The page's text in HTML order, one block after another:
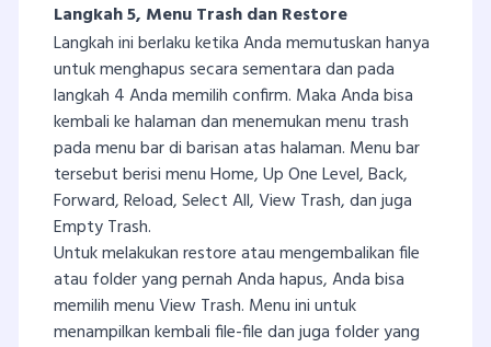
Langkah 5, Menu Trash dan Restore
Langkah ini berlaku ketika Anda memutuskan hanya
untuk menghapus secara sementara dan pada
langkah 4 Anda memilih confirm. Maka Anda bisa
kembali ke halaman dan menemukan menu trash
pada menu bar di barisan atas halaman. Menu bar
tersebut berisi menu Home, Up One Level, Back,
Forward, Reload, Select All, View Trash, dan juga
Empty Trash.
Untuk melakukan restore atau mengembalikan file
atau folder yang pernah Anda hapus, Anda bisa
memilih menu View Trash. Menu ini untuk
menampilkan kembali file-file dan juga folder yang